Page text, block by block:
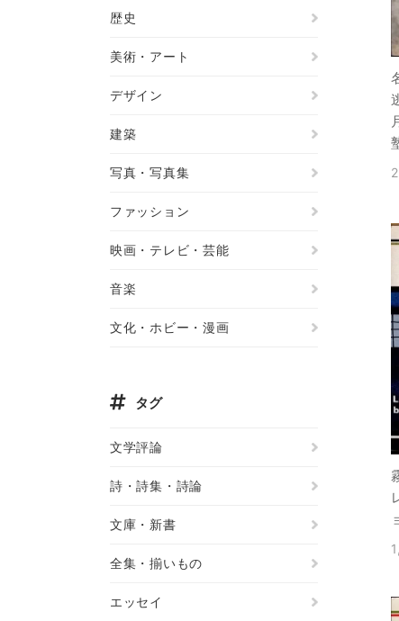
歴史
美術・アート
デザイン
建築
写真・写真集
ファッション
映画・テレビ・芸能
音楽
文化・ホビー・漫画
タグ
文学評論
詩・詩集・詩論
文庫・新書
全集・揃いもの
エッセイ